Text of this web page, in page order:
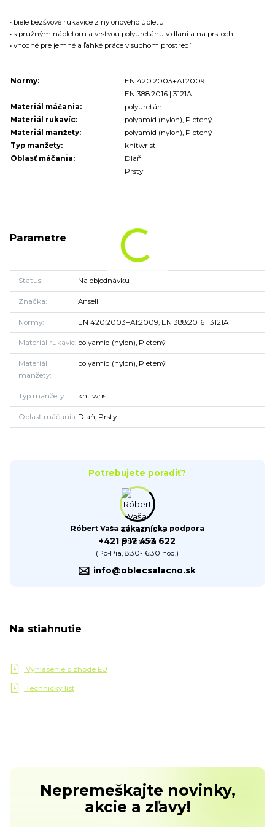
• biele bezšvové rukavice z nylonového úpletu
• s pružným nápletom a vrstvou polyuretánu v dlani a na prstoch
• vhodné pre jemné a ľahké práce v suchom prostredí
Normy:
EN 420:2003+A1:2009
EN 388:2016 | 3121A
Materiál máčania:
polyuretán
Materiál rukavíc:
polyamid (nylon), Pletený
Materiál manžety:
polyamid (nylon), Pletený
Typ manžety:
knitwrist
Oblasť máčania:
Dlaň
Prsty
Parametre
Status Na objednávku
Značka Ansell
Normy EN 420:2003+A1:2009, EN 388:2016 | 3121A
Materiál rukavíc polyamid (nylon), Pletený
Materiál
manžety
polyamid (nylon), Pletený
Typ manžety knitwrist
Oblasť máčania Dlaň, Prsty
Potrebujete poradiť?
Róbert Vaša zákaznícka podpora
+421 917 453 622
(Po-Pia, 8:30-16:30 hod.)
info@oblecsalacno.sk
Na stiahnutie
Vyhlásenie o zhode EU
Technický list
Nepremeškajte novinky,
akcie a zľavy!